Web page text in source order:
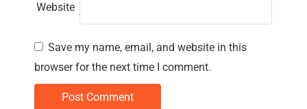
Website
Save my name, email, and website in this
browser for the next time I comment.